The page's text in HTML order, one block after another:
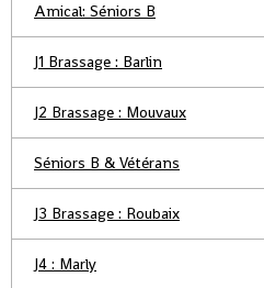
Amical: Séniors B
J1 Brassage : Barlin
J2 Brassage : Mouvaux
Séniors B & Vétérans
J3 Brassage : Roubaix
J4 : Marly